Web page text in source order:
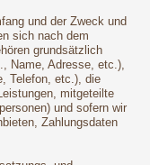
und der Zweck und
sich nach dem
grundsätzlich
Name, Adresse, etc.),
Telefon, etc.), die
mitgeteilte
und sofern wir
Zahlungsdaten